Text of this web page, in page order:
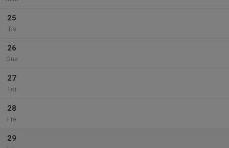
25
Tis
26
Ons
27
Tor
28
Fre
29